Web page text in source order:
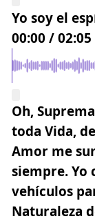
Yo soy el
00:00 /02:05
Oh,
toda Vida,
Amor me
siempre. Yo
vehículos
Naturaleza